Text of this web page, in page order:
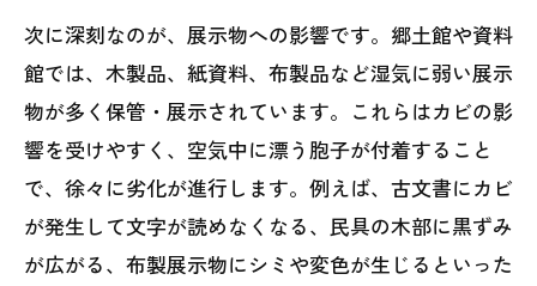
次に深刻なのが、展示物への影響です。郷土館や資料
館では、木製品、紙資料、布製品など湿気に弱い展示
物が多く保管・展示されています。これらはカビの影
響を受けやすく、空気中に漂う胞子が付着すること
で、徐々に劣化が進行します。例えば、古文書にカビ
が発生して文字が読めなくなる、民具の木部に黒ずみ
が広がる、布製展示物にシミや変色が生じるといった